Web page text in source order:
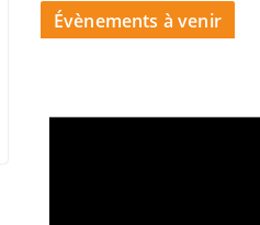
Évènements à venir